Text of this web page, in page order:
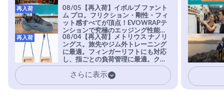
08/05【再入荷】イボルブ ファント
ム プロ。フリクション・剛性・フィ
ット感すべてが頂点！EVOWRAPテ
ンションで究極のエッジング性能を
実現。進化系ラバーEvo-74はTRAX
を凌駕する粘着力で極小ホールドに
安心感。
再入荷
08/04【再入荷】メトリウス ナノリ
ングス。旅先やジム外トレーニング
に最適。フィンガーリフトにも対応
し、指ごとの負荷管理に最適。クラ
イマーの指を本気で鍛えるギア。
再入荷
さらに表示